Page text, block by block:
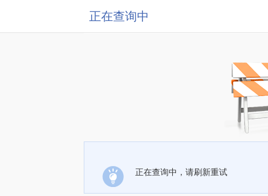
正在查询中
正在查询中，请刷新重试